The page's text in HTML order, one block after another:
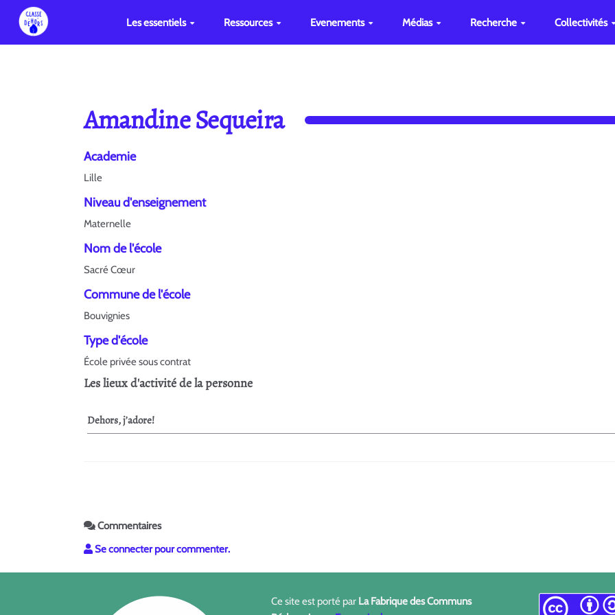
Les essentiels Ressources Evenements Médias Recherche Collectivités
Amandine Sequeira
Academie
Lille
Niveau d'enseignement
Maternelle
Nom de l'école
Sacré Cœur
Commune de l'école
Bouvignies
Type d'école
École privée sous contrat
Les lieux d'activité de la personne
Dehors, j’adore!
Commentaires
Se connecter pour commenter.
Ce site est porté par La Fabrique des Communs